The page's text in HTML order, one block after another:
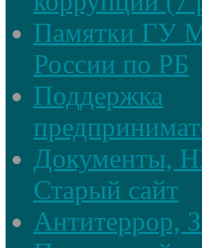
Памятки ГУ
России по РБ
Поддержка
Документы,
Старый сайт
Антитеррор,